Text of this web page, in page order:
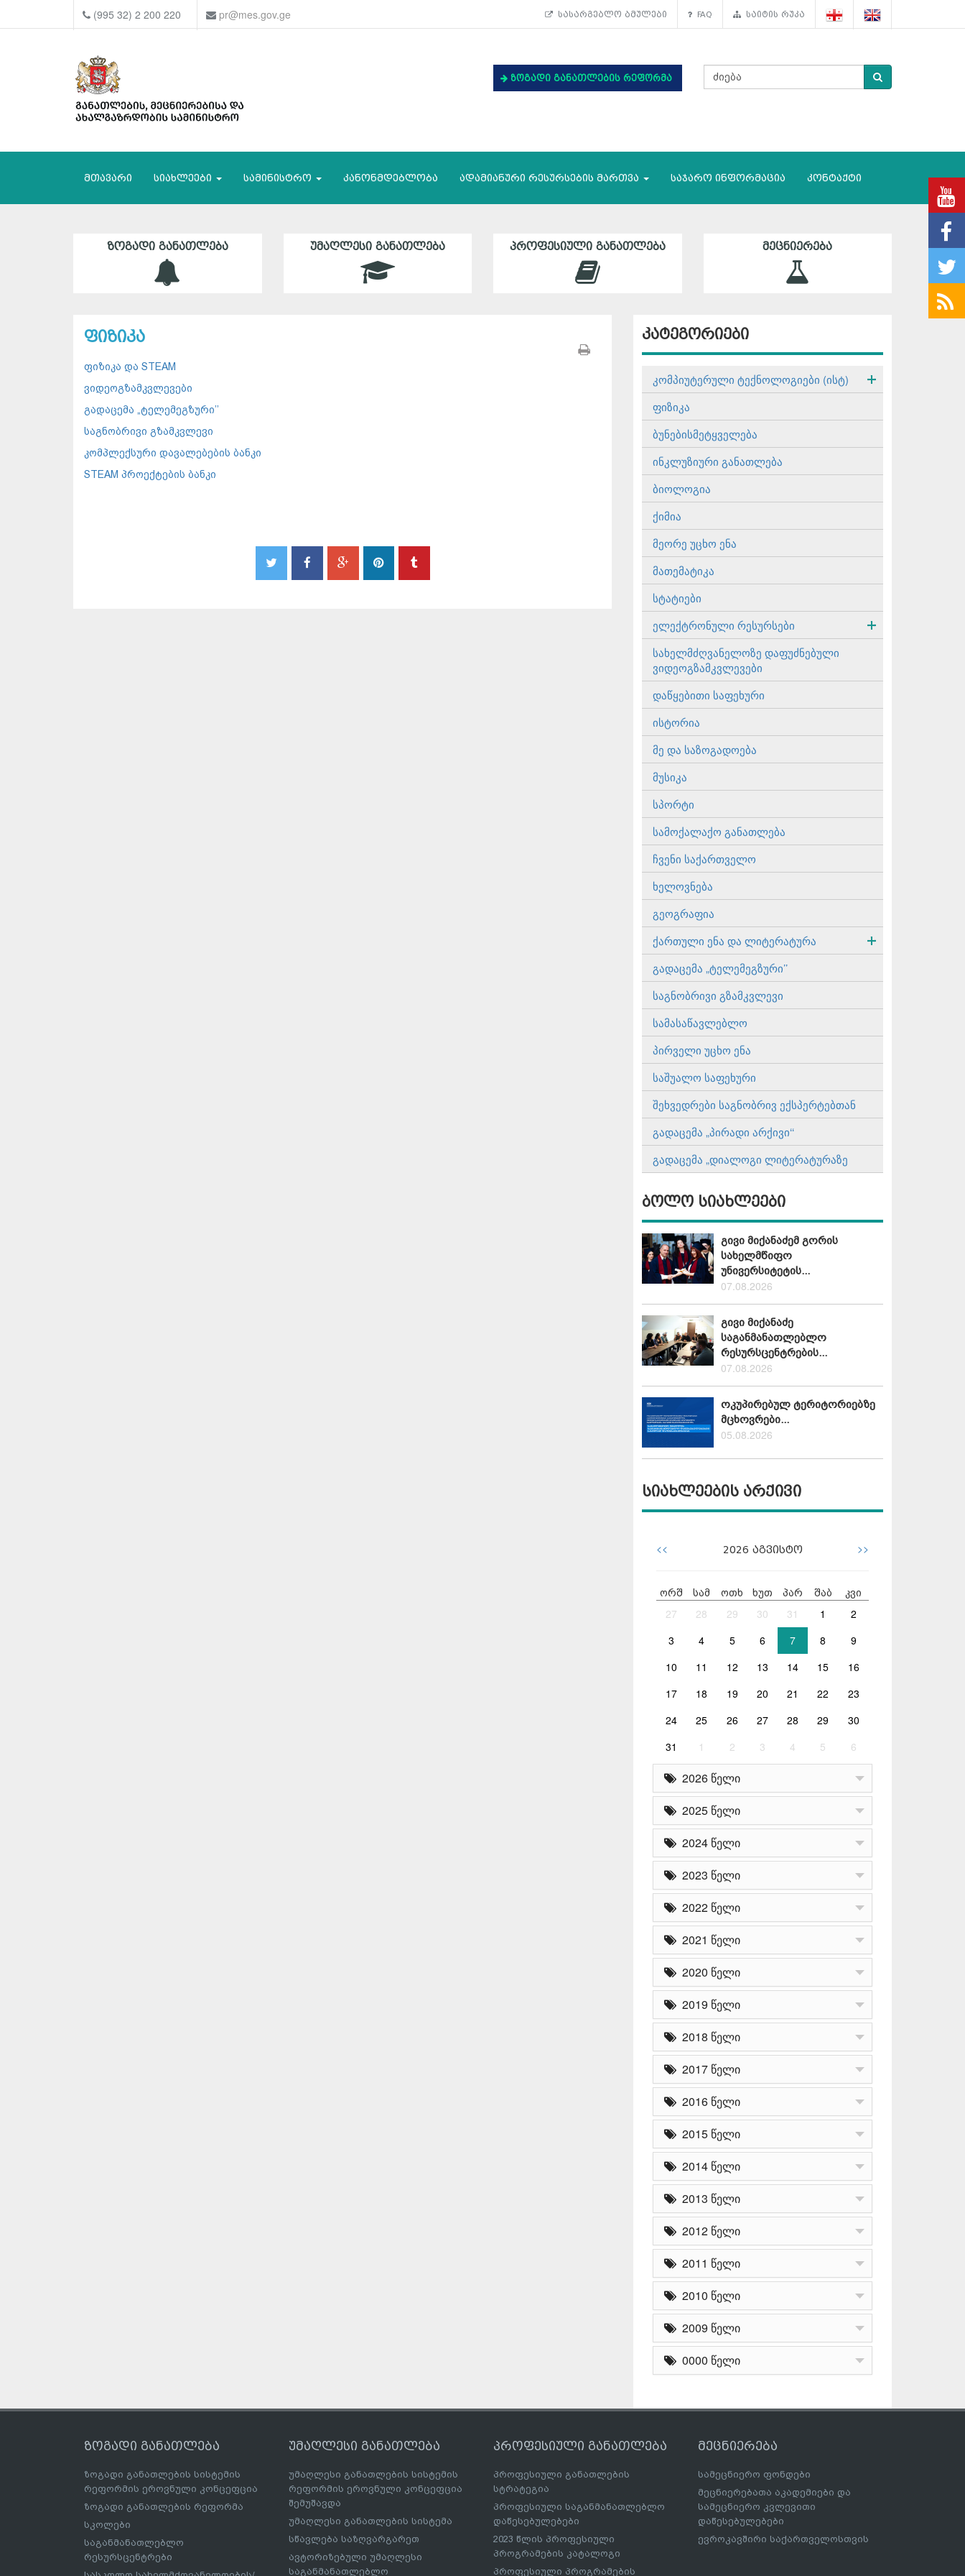
(995 32) 2 200 220 pr@mes.gov.ge სასარგებლო ბმულები FAQ საიტის რუკა
ზოგადი განათლების რეფორმა
მთავარი სიახლეები სამინისტრო კანონმდებლობა ადამიანური რესურსების მართვა საჯარო ინფორმაცია კონტაქტი
ᲖᲝᲒᲐᲓᲘ ᲒᲐᲜᲐᲗᲚᲔᲑᲐ ᲣᲛᲐᲦᲚᲔᲡᲘ ᲒᲐᲜᲐᲗᲚᲔᲑᲐ ᲞᲠᲝᲤᲔᲡᲘᲣᲚᲘ ᲒᲐᲜᲐᲗᲚᲔᲑᲐ ᲛᲔᲪᲜᲘᲔᲠᲔᲑᲐ
ფიზიკა
ფიზიკა და STEAM
ვიდეოგზამკვლევები
გადაცემა „ტელემეგზური’’
საგნობრივი გზამკვლევი
კომპლექსური დავალებების ბანკი
STEAM პროექტების ბანკი
კატეგორიები
კომპიუტერული ტექნოლოგიები (ისტ)
ფიზიკა
ბუნებისმეტყველება
ინკლუზიური განათლება
ბიოლოგია
ქიმია
მეორე უცხო ენა
მათემატიკა
სტატიები
ელექტრონული რესურსები
სახელმძღვანელოზე დაფუძნებული
ვიდეოგზამკვლევები
დაწყებითი საფეხური
ისტორია
მე და საზოგადოება
მუსიკა
სპორტი
სამოქალაქო განათლება
ჩვენი საქართველო
ხელოვნება
გეოგრაფია
ქართული ენა და ლიტერატურა
გადაცემა „ტელემეგზური’’
საგნობრივი გზამკვლევი
სამასაწავლებლო
პირველი უცხო ენა
საშუალო საფეხური
შეხვედრები საგნობრივ ექსპერტებთან
გადაცემა „პირადი არქივი‘‘
გადაცემა „დიალოგი ლიტერატურაზე
ბოლო სიახლეები
გივი მიქანაძემ გორის
სახელმწიფო
უნივერსიტეტის...
07.08.2026
გივი მიქანაძე
საგანმანათლებლო
რესურსცენტრების...
07.08.2026
ოკუპირებულ ტერიტორიებზე
მცხოვრები...
05.08.2026
სიახლეების არქივი
<< 2026 აგვისტო >>
ორშ სამ ოთხ ხუთ პარ შაბ კვი
27 28 29 30 31 1
2
3
4 5 6 7 8
9
10
11 12 13 14 15
16
17
18 19 20 21 22
23
24
25 26 27 28 29
30
31
1 2 3 4 5 6
2026 წელი
2025 წელი
2024 წელი
2023 წელი
2022 წელი
2021 წელი
2020 წელი
2019 წელი
2018 წელი
2017 წელი
2016 წელი
2015 წელი
2014 წელი
2013 წელი
2012 წელი
2011 წელი
2010 წელი
2009 წელი
0000 წელი
ზოგადი განათლება
ზოგადი განათლების სისტემის
რეფორმის ეროვნული კონცეფცია
ზოგადი განათლების რეფორმა
სკოლები
საგანმანათლებლო
რესურსცენტრები
უმაღლესი განათლება
უმაღლესი განათლების სისტემის
რეფორმის ეროვნული კონცეფცია
შემუშავდა
უმაღლესი განათლების სისტემა
სწავლება საზღვარგარეთ
ავტორიზებული უმაღლესი
საგანმანათლებლო
პროფესიული განათლება
პროფესიული განათლების
სტრატეგია
პროფესიული საგანმანათლებლო
დაწესებულებები
2023 წლის პროფესიული
პროგრამების კატალოგი
პროფესიული პროგრამების
მეცნიერება
სამეცნიერო ფონდები
მეცნიერებათა აკადემიები და
სამეცნიერო კვლევითი
დაწესებულებები
ევროკავშირი საქართველოსთვის